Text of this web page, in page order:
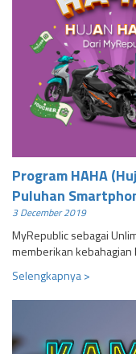
Program HAHA
Puluhan
3 December 2019
MyRepublic sebagai
memberikan kebahagian
Selengkapnya >